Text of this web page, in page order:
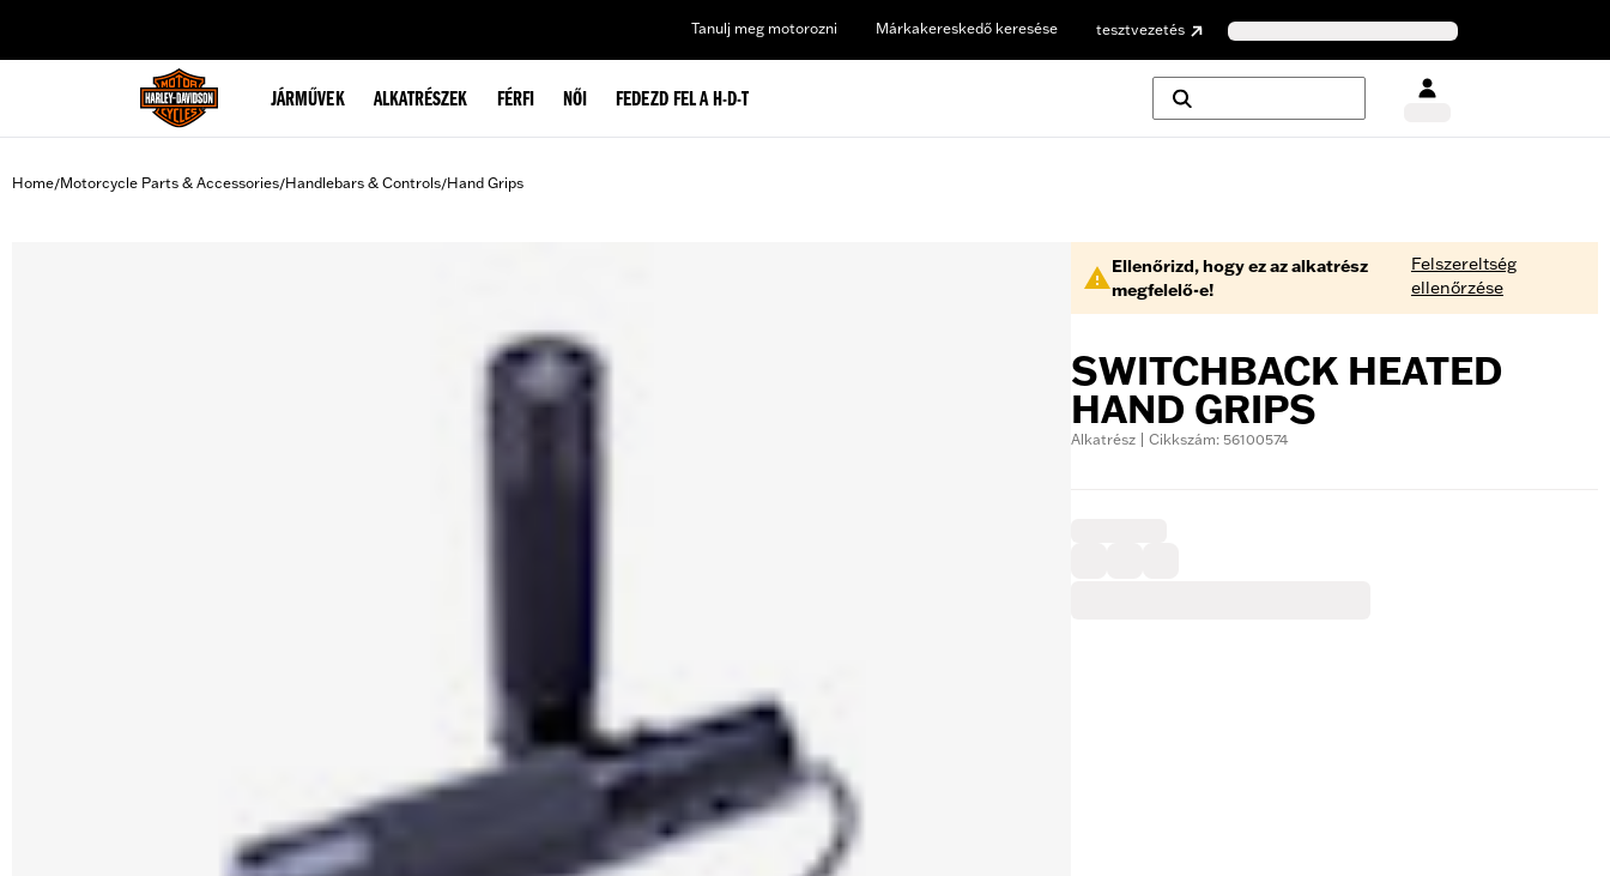
Tanulj meg motorozni Márkakereskedő keresése tesztvezetés
JÁRMŰVEK ALKATRÉSZEK FÉRFI NŐI FEDEZD FEL A H-D-T
Home/Motorcycle Parts & Accessories/Handlebars & Controls/Hand Grips
Ellenőrizd, hogy ez az alkatrész
megfelelő-e!
Felszereltség
ellenőrzése
SWITCHBACK HEATED
HAND GRIPS
Alkatrész | Cikkszám: 56100574